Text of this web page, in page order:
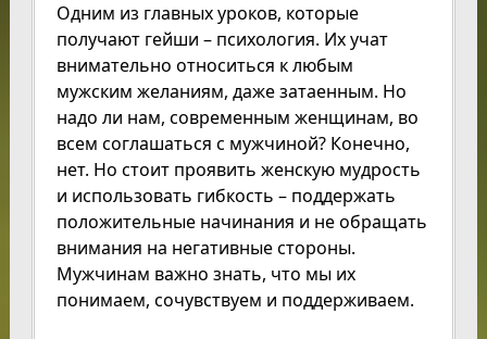
Одним из главных уроков, которые
получают гейши – психология. Их учат
внимательно относиться к любым
мужским желаниям, даже затаенным. Но
надо ли нам, современным женщинам, во
всем соглашаться с мужчиной? Конечно,
нет. Но стоит проявить женскую мудрость
и использовать гибкость – поддержать
положительные начинания и не обращать
внимания на негативные стороны.
Мужчинам важно знать, что мы их
понимаем, сочувствуем и поддерживаем.